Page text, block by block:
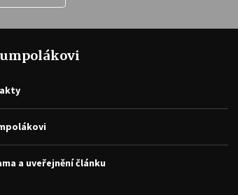
a uveřejnění článku